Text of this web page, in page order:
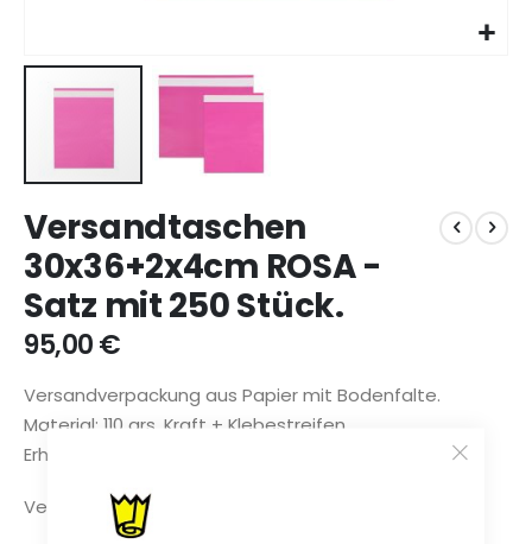
Anfang
der
Bildgalerie
springen
Versandtaschen
30x36+2x4cm ROSA -
Satz mit 250 Stück.
95,00 €
Versandverpackung aus Papier mit Bodenfalte.
Material: 110 grs. Kraft + Klebestreifen.
Erhältlich in verschiedenen Farben und Größen.
Verfügbarkeit: